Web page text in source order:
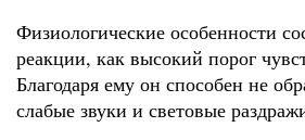
Физиологические особенности
реакции, как высокий порог
Благодаря ему он способен не
слабые звуки и световые